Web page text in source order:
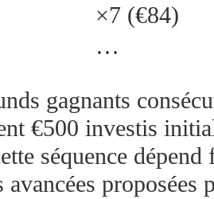
×7 (€84)
…
gagnants
€500 investis
séquence